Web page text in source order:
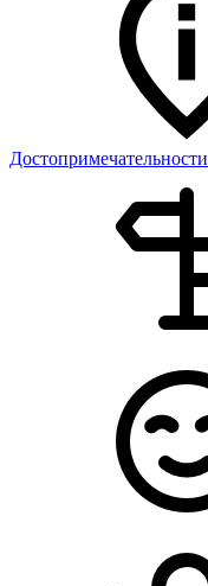
Достопримечательности